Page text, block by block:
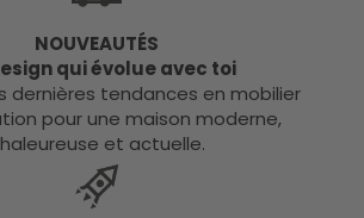
NOUVEAUTÉS
qui évolue avec toi
dernières tendances en mobilier
pour une maison moderne,
et actuelle.